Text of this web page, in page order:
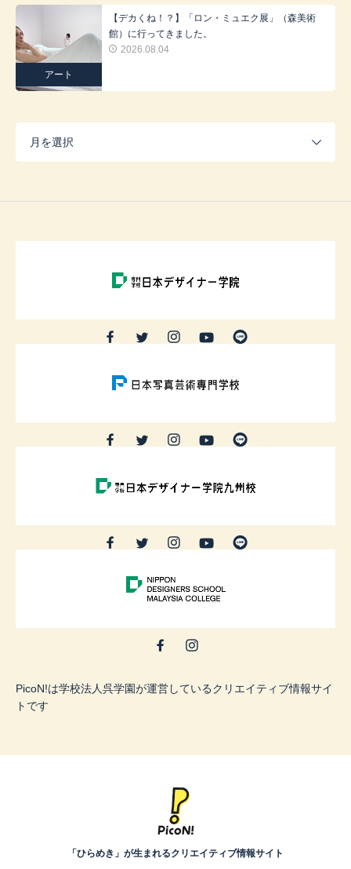
アート
【デカくね！？】「ロン・ミュエク展」（森美術
館）に行ってきました。
2026.08.04
月を選択
PicoN!は学校法人呉学園が運営しているクリエイティブ情報サイ
トです
「ひらめき」が生まれるクリエイティブ情報サイト